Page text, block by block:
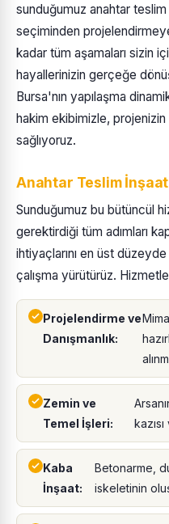
sunduğumuz anahtar
seçiminden
kadar tüm aşamaları sizin
hayallerinizin gerçeğe
Bursa'nın yapılaşma
hakim ekibimizle,
sağlıyoruz.
Anahtar Teslim İnşaat
Sunduğumuz bu bütüncül
gerektirdiği tüm adımları
ihtiyaçlarını en üst
çalışma yürütürüz.
Projelendirme ve
Danışmanlık:
Zemin ve
Temel İşleri:
kazısı
Kaba
İnşaat:
Betonarme,
iskeletinin